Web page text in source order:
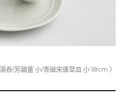
吞/芳韻蓋 小/青磁宋唐草皿 小 18cm 〉